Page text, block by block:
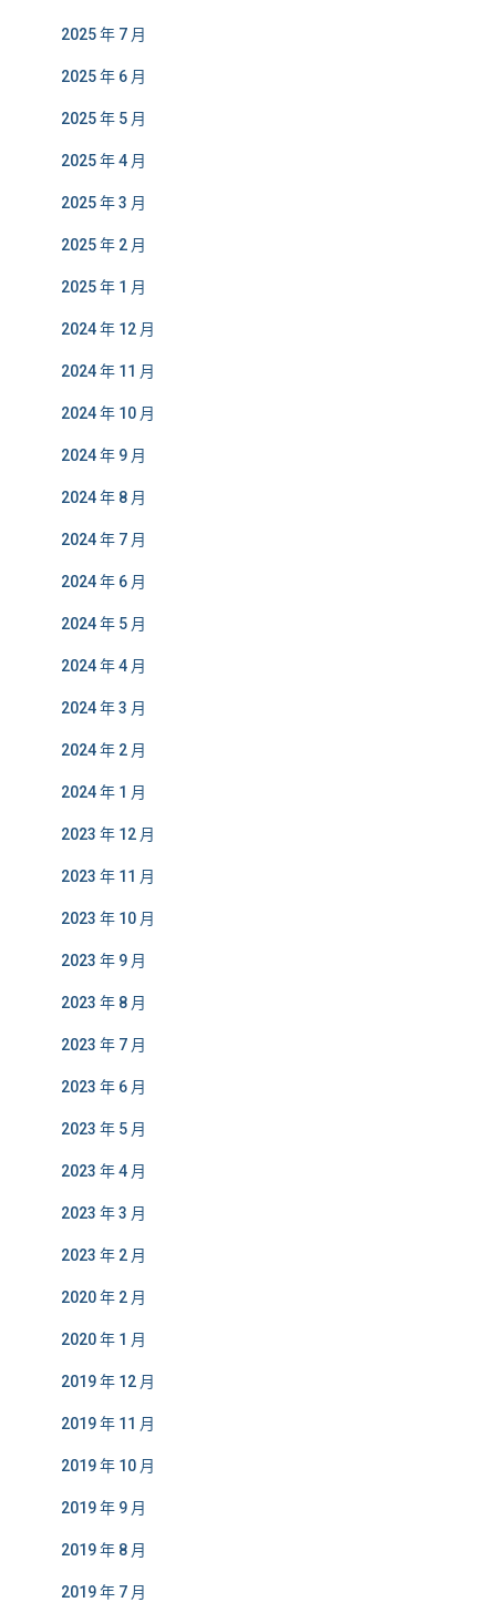
2025 年 7 月
2025 年 6 月
2025 年 5 月
2025 年 4 月
2025 年 3 月
2025 年 2 月
2025 年 1 月
2024 年 12 月
2024 年 11 月
2024 年 10 月
2024 年 9 月
2024 年 8 月
2024 年 7 月
2024 年 6 月
2024 年 5 月
2024 年 4 月
2024 年 3 月
2024 年 2 月
2024 年 1 月
2023 年 12 月
2023 年 11 月
2023 年 10 月
2023 年 9 月
2023 年 8 月
2023 年 7 月
2023 年 6 月
2023 年 5 月
2023 年 4 月
2023 年 3 月
2023 年 2 月
2020 年 2 月
2020 年 1 月
2019 年 12 月
2019 年 11 月
2019 年 10 月
2019 年 9 月
2019 年 8 月
2019 年 7 月